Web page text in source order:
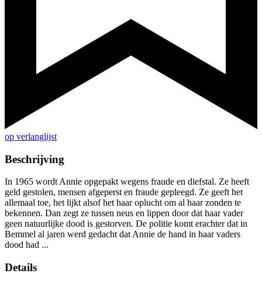
op verlanglijst
Beschrijving
In 1965 wordt Annie opgepakt wegens fraude en diefstal. Ze heeft
geld gestolen, mensen afgeperst en fraude gepleegd. Ze geeft het
allemaal toe, het lijkt alsof het haar oplucht om al haar zonden te
bekennen. Dan zegt ze tussen neus en lippen door dat haar vader
geen natuurlijke dood is gestorven. De politie komt erachter dat in
Bemmel al jaren werd gedacht dat Annie de hand in haar vaders
dood had ...
Details